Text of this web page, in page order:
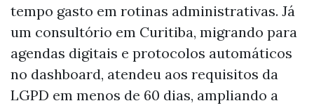
tempo gasto em rotinas administrativas. Já
um consultório em Curitiba, migrando para
agendas digitais e protocolos automáticos
no dashboard, atendeu aos requisitos da
LGPD em menos de 60 dias, ampliando a